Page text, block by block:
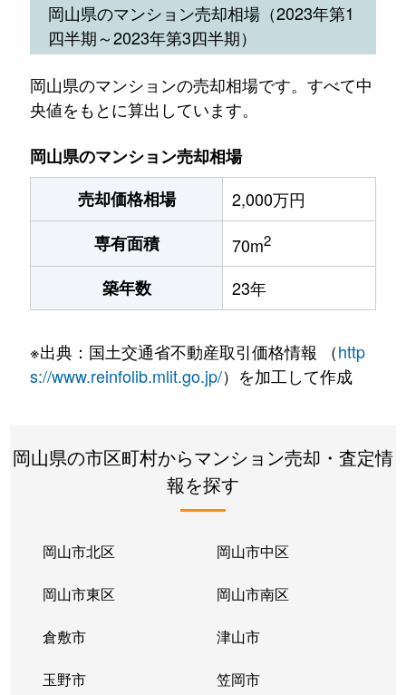
岡山県のマンション売却相場（2023年第1
四半期～2023年第3四半期）
岡山県のマンションの売却相場です。すべて中
央値をもとに算出しています。
岡山県のマンション売却相場
売却価格相場
2,000万円
専有面積
70m2
築年数 23年
※出典：国土交通省不動産取引価格情報 （http
s://www.reinfolib.mlit.go.jp/）を加工して作成
岡山県の市区町村からマンション売却・査定情
報を探す
岡山市北区 岡山市中区
岡山市東区 岡山市南区
倉敷市 津山市
玉野市 笠岡市